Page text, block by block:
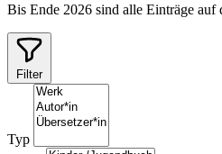
Bis Ende 2026 sind alle Einträge auf
Filter
Typ